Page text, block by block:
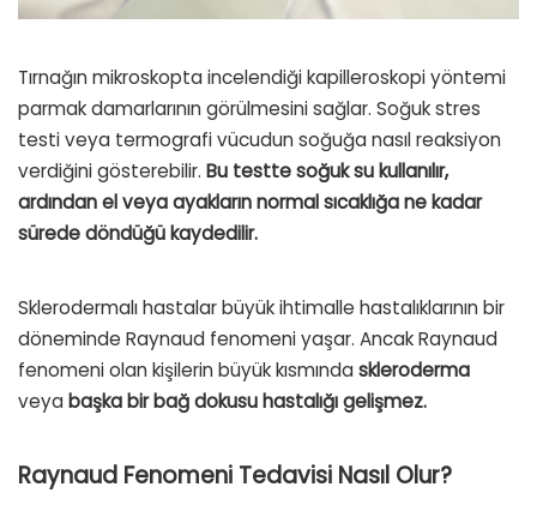
Tırnağın mikroskopta incelendiği kapilleroskopi yöntemi
parmak damarlarının görülmesini sağlar. Soğuk stres
testi veya termografi vücudun soğuğa nasıl reaksiyon
verdiğini gösterebilir. Bu testte soğuk su kullanılır,
ardından el veya ayakların normal sıcaklığa ne kadar
sürede döndüğü kaydedilir.
Sklerodermalı hastalar büyük ihtimalle hastalıklarının bir
döneminde Raynaud fenomeni yaşar. Ancak Raynaud
fenomeni olan kişilerin büyük kısmında skleroderma
veya başka bir bağ dokusu hastalığı gelişmez.
Raynaud Fenomeni Tedavisi Nasıl Olur?